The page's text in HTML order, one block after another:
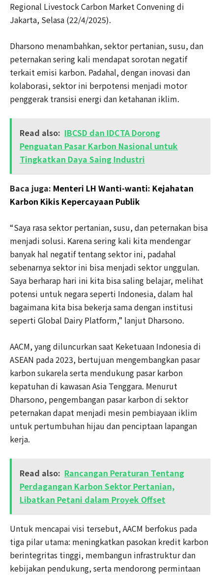
Regional Livestock Carbon Market Convening di
Jakarta, Selasa (22/4/2025).
Dharsono menambahkan, sektor pertanian, susu, dan
peternakan sering kali mendapat sorotan negatif
terkait emisi karbon. Padahal, dengan inovasi dan
kolaborasi, sektor ini berpotensi menjadi motor
penggerak transisi energi dan ketahanan iklim.
Read also: IBCSD dan IDCTA Dorong
Penguatan Pasar Karbon Nasional untuk
Tingkatkan Daya Saing Industri
Baca juga: Menteri LH Wanti-wanti: Kejahatan
Karbon Kikis Kepercayaan Publik
“Saya rasa sektor pertanian, susu, dan peternakan bisa
menjadi solusi. Karena sering kali kita mendengar
banyak hal negatif tentang sektor ini, padahal
sebenarnya sektor ini bisa menjadi sektor unggulan.
Saya berharap hari ini kita bisa saling belajar, melihat
potensi untuk negara seperti Indonesia, dalam hal
bagaimana kita bisa bekerja sama dengan institusi
seperti Global Dairy Platform,” lanjut Dharsono.
AACM, yang diluncurkan saat Keketuaan Indonesia di
ASEAN pada 2023, bertujuan mengembangkan pasar
karbon sukarela serta mendukung pasar karbon
kepatuhan di kawasan Asia Tenggara. Menurut
Dharsono, pengembangan pasar karbon di sektor
peternakan dapat menjadi mesin pembiayaan iklim
untuk pertumbuhan hijau dan penciptaan lapangan
kerja.
Read also: Rancangan Peraturan Tentang
Perdagangan Karbon Sektor Pertanian,
Libatkan Petani dalam Proyek Offset
Untuk mencapai visi tersebut, AACM berfokus pada
tiga pilar utama: meningkatkan pasokan kredit karbon
berintegritas tinggi, membangun infrastruktur dan
kebijakan pendukung, serta mendorong permintaan